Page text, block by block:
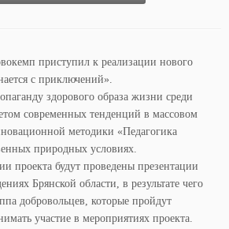
приступил к реализации нового
с приключений».
здорового образа жизни среди
современных тенденций в массовом
методики «Педагогика
природных условиях.
проекта будут проведены презентации
Брянской области, в результате чего
добровольцев, которые пройдут
участие в мероприятиях проекта.